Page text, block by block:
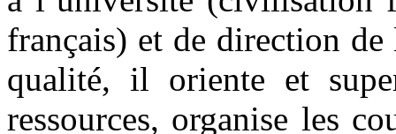
français) et de direction de
qualité, il oriente et
ressources, organise les